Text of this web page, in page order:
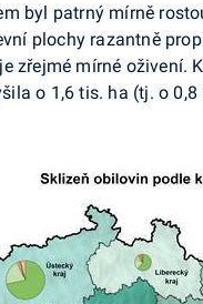
byl patrný mírně
plochy razantně
zřejmé mírné oživení.
o 1,6 tis. ha (tj. o